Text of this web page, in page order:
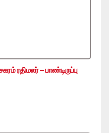
ரதிமலர் – பாண்டிருப்பு